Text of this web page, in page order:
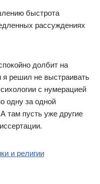
быстрота
рассуждениях
долбит на
решил не выстраивать
с нумерацией
одну за одной
там пусть уже другие
и религии